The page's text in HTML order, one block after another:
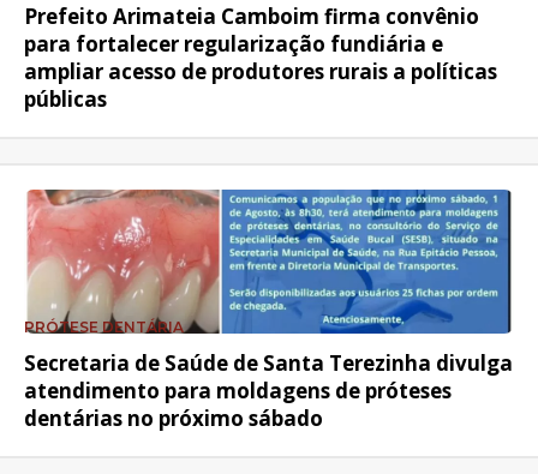
Prefeito Arimateia Camboim firma convênio
para fortalecer regularização fundiária e
ampliar acesso de produtores rurais a políticas
públicas
PRÓTESE DENTÁRIA
Secretaria de Saúde de Santa Terezinha divulga
atendimento para moldagens de próteses
dentárias no próximo sábado